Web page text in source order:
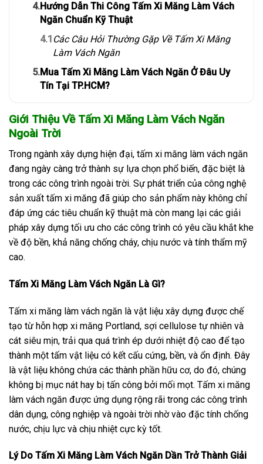
4.Hướng Dẫn Thi Công Tấm Xi Măng Làm Vách
Ngăn Chuẩn Kỹ Thuật
4.1 Các Câu Hỏi Thường Gặp Về Tấm Xi Măng
Làm Vách Ngăn
5.Mua Tấm Xi Măng Làm Vách Ngăn Ở Đâu Uy
Tín Tại TP.HCM?
Giới Thiệu Về Tấm Xi Măng Làm Vách Ngăn
Ngoài Trời
Trong ngành xây dựng hiện đại, tấm xi măng làm vách ngăn
đang ngày càng trở thành sự lựa chọn phổ biến, đặc biệt là
trong các công trình ngoài trời. Sự phát triển của công nghệ
sản xuất tấm xi măng đã giúp cho sản phẩm này không chỉ
đáp ứng các tiêu chuẩn kỹ thuật mà còn mang lại các giải
pháp xây dựng tối ưu cho các công trình có yêu cầu khắt khe
về độ bền, khả năng chống cháy, chịu nước và tính thẩm mỹ
cao.
Tấm Xi Măng Làm Vách Ngăn Là Gì?
Tấm xi măng làm vách ngăn là vật liệu xây dựng được chế
tạo từ hỗn hợp xi măng Portland, sợi cellulose tự nhiên và
cát siêu mịn, trải qua quá trình ép dưới nhiệt độ cao để tạo
thành một tấm vật liệu có kết cấu cứng, bền, và ổn định. Đây
là vật liệu không chứa các thành phần hữu cơ, do đó, chúng
không bị mục nát hay bị tấn công bởi mối mọt. Tấm xi măng
làm vách ngăn được ứng dụng rộng rãi trong các công trình
dân dụng, công nghiệp và ngoài trời nhờ vào đặc tính chống
nước, chịu lực và chịu nhiệt cực kỳ tốt.
Lý Do Tấm Xi Măng Làm Vách Ngăn Dần Trở Thành Giải